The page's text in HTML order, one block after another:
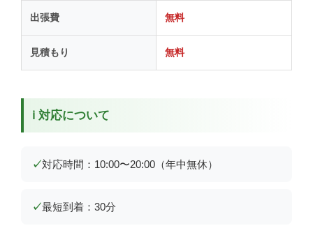
出張費 無料
見積もり 無料
ℹ️ 対応について
対応時間：10:00〜20:00（年中無休）
最短到着：30分